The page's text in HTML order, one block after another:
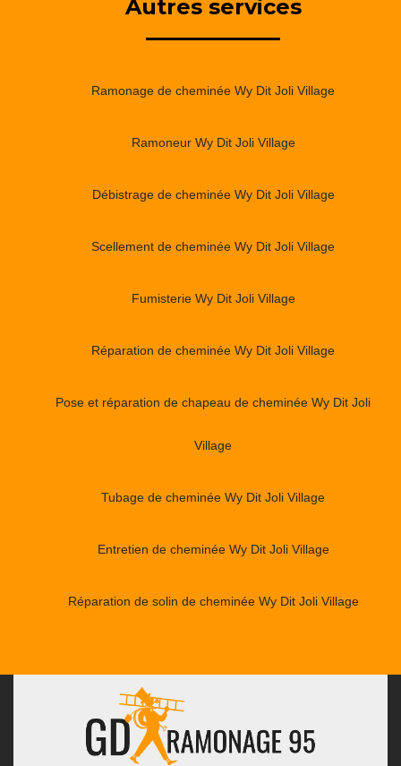
Autres services
Ramonage de cheminée Wy Dit Joli Village
Ramoneur Wy Dit Joli Village
Débistrage de cheminée Wy Dit Joli Village
Scellement de cheminée Wy Dit Joli Village
Fumisterie Wy Dit Joli Village
Réparation de cheminée Wy Dit Joli Village
Pose et réparation de chapeau de cheminée Wy Dit Joli
Village
Tubage de cheminée Wy Dit Joli Village
Entretien de cheminée Wy Dit Joli Village
Réparation de solin de cheminée Wy Dit Joli Village